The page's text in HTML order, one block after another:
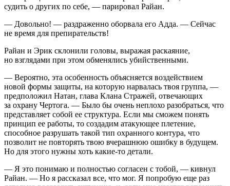
судить о других по себе, — парировал Райан.
— Довольно! — раздраженно оборвала его Адда. — Сейчас
не время для препирательств!
Райан и Эрик склонили головы, выражая раскаяние,
но взглядами при этом обменялись убийственными.
— Вероятно, эта особенность объясняется воздействием
новой формы защиты, на которую нарвалась твоя группа, —
предположил Натан, глава Клана Стражей, отвечающих
за охрану Чертога. — Было бы очень неплохо разобраться, что
представляет собой ее структура. Если мы сможем понять
принцип ее работы, то создадим атакующее плетение,
способное разрушать такой тип охранного контура, что
позволит не повторять твою вчерашнюю ошибку в будущем.
Но для этого нужны хоть какие-то детали.
— Я это понимаю и полностью согласен с тобой, — кивнул
Райан. — Но я рассказал все, что мог. Я попробую еще раз